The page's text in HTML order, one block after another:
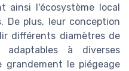
ainsi l'écosystème local
De plus, leur conception
différents diamètres de
à diverses
grandement le piégeage